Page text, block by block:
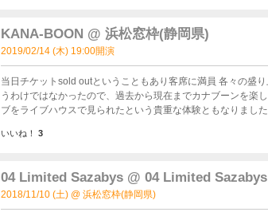
KANA-BOON @ 浜松窓枠(静岡県)
2019/02/14 (木) 19:00開演
当日チケットsold outということもあり客席に満員 各々の盛り上がりが
うわけではなかったので、過去から現在までカナブーンを楽
ブをライブハウスで見られたという貴重な体験ともなりました
いいね！ 3
04 Limited Sazabys @ 04 Limited Sazabys
2018/11/10 (土) @ 浜松窓枠(静岡県)